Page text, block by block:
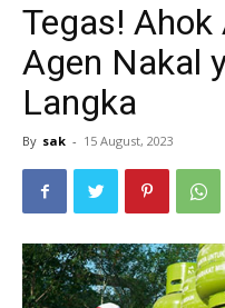
Tegas!
Agen Nakal
Langka
By sak - 15 August, 2023